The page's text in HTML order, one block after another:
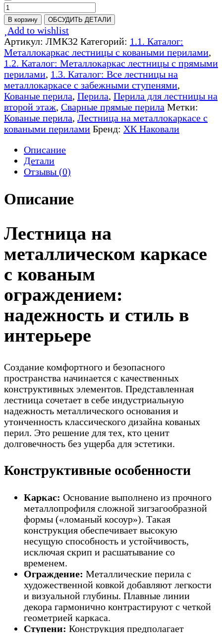
Количество
товара
Лестница
на
металлокаркасе
с
перилами
с
ковкой
-
ЛМК32
В корзину ОБСУДИТЬ ДЕТАЛИ
Add to wishlist
Артикул: ЛМК32 Категорий: 1.1. Каталог:
Металлокаркас лестницы с коваными перилами,
1.2. Каталог: Металлокаркас лестницы с прямыми
перилами, 1.3. Каталог: Все лестницы на
металлокаркасе с забежными ступенями,
Кованые перила, Перила, Перила для лестницы на
второй этаж, Сварные прямые перила Метки:
Кованые перила, Лестница на металлокаркасе с
коваными перилами Бренд: ХК Наковали
Описание
Детали
Отзывы (0)
Описание
Лестница на
металлическом каркасе
с кованым
ограждением:
надежность и стиль в
интерьере
Создание комфортного и безопасного
пространства начинается с качественных
конструктивных элементов. Представленная
лестница сочетает в себе индустриальную
надежность металлического основания и
утонченность классического дизайна кованых
перил. Это решение для тех, кто ценит
долговечность без ущерба для эстетики.
Конструктивные особенности
Каркас: Основание выполнено из прочного
металлопрофиля сложной зигзагообразной
формы («ломаный косоур»). Такая
конструкция обеспечивает высокую
несущую способность и устойчивость,
исключая скрип и расшатывание со
временем.
Ограждение: Металлические перила с
художественной ковкой добавляют легкости
и визуальной глубины. Плавные линии
декора гармонично контрастируют с четкой
геометрией каркаса.
Ступени: Конструкция предполагает